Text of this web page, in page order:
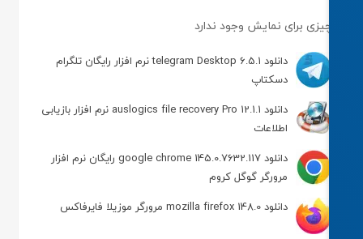
برای نمایش وجود ندارد
دانلود telegram Desktop 6.5.1 نرم افزار رایگان تلگرام
دسکتاپ
دانلود auslogics file recovery Pro 12.1.1 نرم افزار بازیابی
اطلاعات
دانلود google chrome 145.0.7632.117 رایگان نرم افزار
مرورگر گوگل کروم
دانلود mozilla firefox 148.0 مرورگر موزیلا فایرفاکس